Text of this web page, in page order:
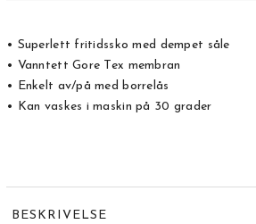
• Superlett fritidssko med dempet såle
• Vanntett Gore Tex membran
• Enkelt av/på med borrelås
• Kan vaskes i maskin på 30 grader
BESKRIVELSE